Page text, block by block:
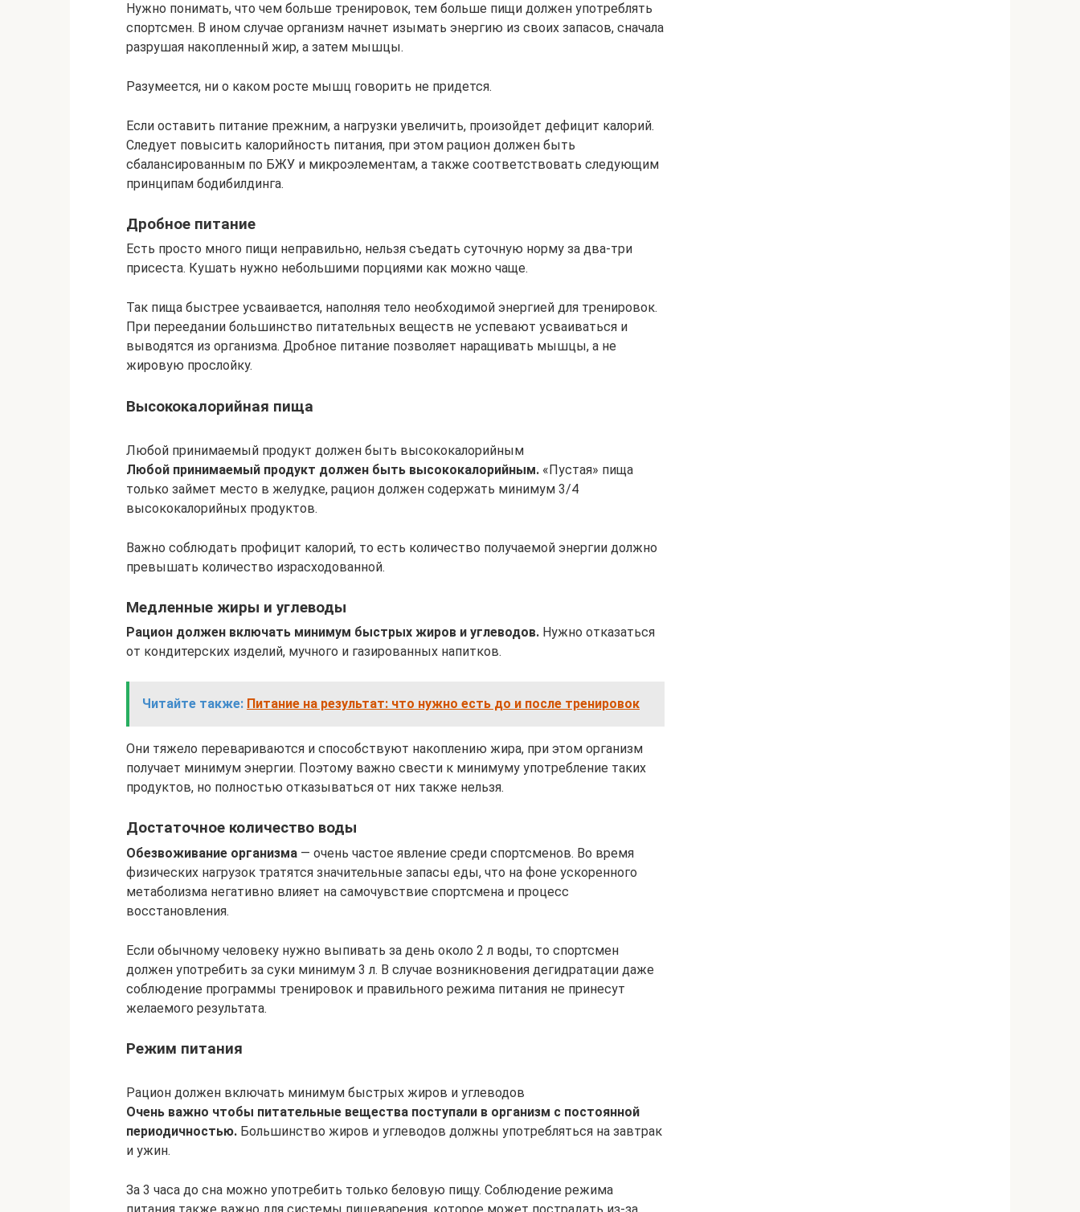
Нужно понимать, что чем больше тренировок, тем больше пищи должен употреблять
спортсмен. В ином случае организм начнет изымать энергию из своих запасов, сначала
разрушая накопленный жир, а затем мышцы.
Разумеется, ни о каком росте мышц говорить не придется.
Если оставить питание прежним, а нагрузки увеличить, произойдет дефицит калорий.
Следует повысить калорийность питания, при этом рацион должен быть
сбалансированным по БЖУ и микроэлементам, а также соответствовать следующим
принципам бодибилдинга.
Дробное питание
Есть просто много пищи неправильно, нельзя съедать суточную норму за два-три
присеста. Кушать нужно небольшими порциями как можно чаще.
Так пища быстрее усваивается, наполняя тело необходимой энергией для тренировок.
При переедании большинство питательных веществ не успевают усваиваться и
выводятся из организма. Дробное питание позволяет наращивать мышцы, а не
жировую прослойку.
Высококалорийная пища
Любой принимаемый продукт должен быть высококалорийным
Любой принимаемый продукт должен быть высококалорийным. «Пустая» пища
только займет место в желудке, рацион должен содержать минимум 3/4
высококалорийных продуктов.
Важно соблюдать профицит калорий, то есть количество получаемой энергии должно
превышать количество израсходованной.
Медленные жиры и углеводы
Рацион должен включать минимум быстрых жиров и углеводов. Нужно отказаться
от кондитерских изделий, мучного и газированных напитков.
Читайте также: Питание на результат: что нужно есть до и после тренировок
Они тяжело перевариваются и способствуют накоплению жира, при этом организм
получает минимум энергии. Поэтому важно свести к минимуму употребление таких
продуктов, но полностью отказываться от них также нельзя.
Достаточное количество воды
Обезвоживание организма — очень частое явление среди спортсменов. Во время
физических нагрузок тратятся значительные запасы еды, что на фоне ускоренного
метаболизма негативно влияет на самочувствие спортсмена и процесс
восстановления.
Если обычному человеку нужно выпивать за день около 2 л воды, то спортсмен
должен употребить за суки минимум 3 л. В случае возникновения дегидратации даже
соблюдение программы тренировок и правильного режима питания не принесут
желаемого результата.
Режим питания
Рацион должен включать минимум быстрых жиров и углеводов
Очень важно чтобы питательные вещества поступали в организм с постоянной
периодичностью. Большинство жиров и углеводов должны употребляться на завтрак
и ужин.
За 3 часа до сна можно употребить только беловую пищу. Соблюдение режима